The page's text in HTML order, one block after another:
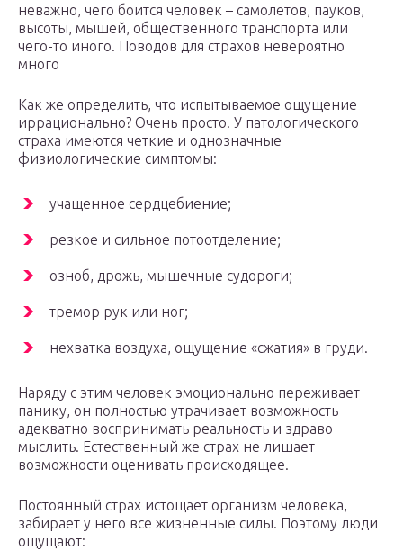
неважно, чего боится человек – самолетов, пауков,
высоты, мышей, общественного транспорта или
чего-то иного. Поводов для страхов невероятно
много
Как же определить, что испытываемое ощущение
иррационально? Очень просто. У патологического
страха имеются четкие и однозначные
физиологические симптомы:
учащенное сердцебиение;
резкое и сильное потоотделение;
озноб, дрожь, мышечные судороги;
тремор рук или ног;
нехватка воздуха, ощущение «сжатия» в груди.
Наряду с этим человек эмоционально переживает
панику, он полностью утрачивает возможность
адекватно воспринимать реальность и здраво
мыслить. Естественный же страх не лишает
возможности оценивать происходящее.
Постоянный страх истощает организм человека,
забирает у него все жизненные силы. Поэтому люди
ощущают: